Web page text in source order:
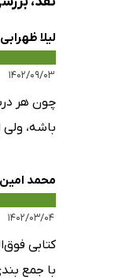
لیلا
۱۴۰۲/۰۹/۰۳
چون هر
باشه،
محمد
۱۴۰۲/۰۳/۰۴
کتابی
با جمع